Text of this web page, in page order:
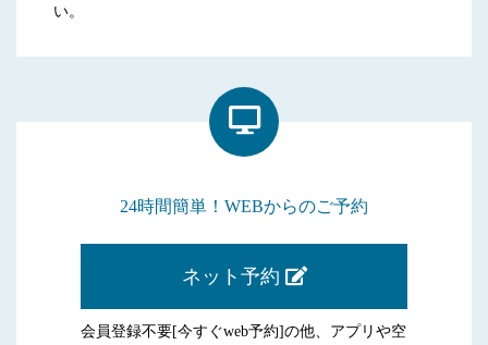
い。
24時間簡単！WEBからのご予約
ネット予約
会員登録不要[今すぐweb予約]の他、アプリや空